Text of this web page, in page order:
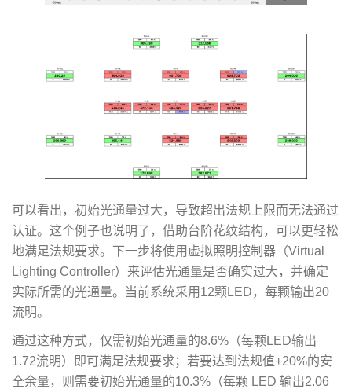
可以看出，初始光通量过大，导致超出法规上限而无法通过
认证。这个例子也说明了，借助台阶花纹结构，可以更轻松
地满足法规要求。下一步将使用虚拟照明控制器（Virtual
Lighting Controller）来评估光通量是否确实过大，并确定
实际所需的光通量。当前系统采用12颗LED，每颗输出20
流明。
通过这种方式，仅需初始光通量的8.6%（每颗LED输出
1.72流明）即可满足法规要求；若要达到法规值+20%的安
全余量，则需要初始光通量的10.3%（每颗 LED 输出2.06